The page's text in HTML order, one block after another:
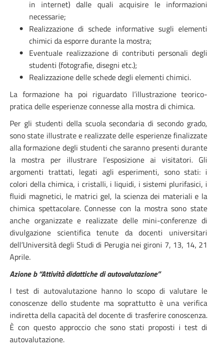
in internet) dalle quali acquisire le informazioni
necessarie;
Realizzazione di schede informative sugli elementi
chimici da esporre durante la mostra;
Eventuale realizzazione di contributi personali degli
studenti (fotografie, disegni etc.);
Realizzazione delle schede degli elementi chimici.
La formazione ha poi riguardato l’illustrazione teorico-
pratica delle esperienze connesse alla mostra di chimica.
Per gli studenti della scuola secondaria di secondo grado,
sono state illustrate e realizzate delle esperienze finalizzate
alla formazione degli studenti che saranno presenti durante
la mostra per illustrare l’esposizione ai visitatori. Gli
argomenti trattati, legati agli esperimenti, sono stati: i
colori della chimica, i cristalli, i liquidi, i sistemi plurifasici, i
fluidi magnetici, le matrici gel, la scienza dei materiali e la
chimica spettacolare. Connesse con la mostra sono state
anche organizzate e realizzate delle mini-conferenze di
divulgazione scientifica tenute da docenti universitari
dell’Università degli Studi di Perugia nei gironi 7, 13, 14, 21
Aprile.
Azione b “Attività didattiche di autovalutazione”
I test di autovalutazione hanno lo scopo di valutare le
conoscenze dello studente ma soprattutto è una verifica
indiretta della capacità del docente di trasferire conoscenza.
È con questo approccio che sono stati proposti i test di
autovalutazione.